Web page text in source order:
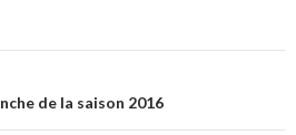
de la saison 2016